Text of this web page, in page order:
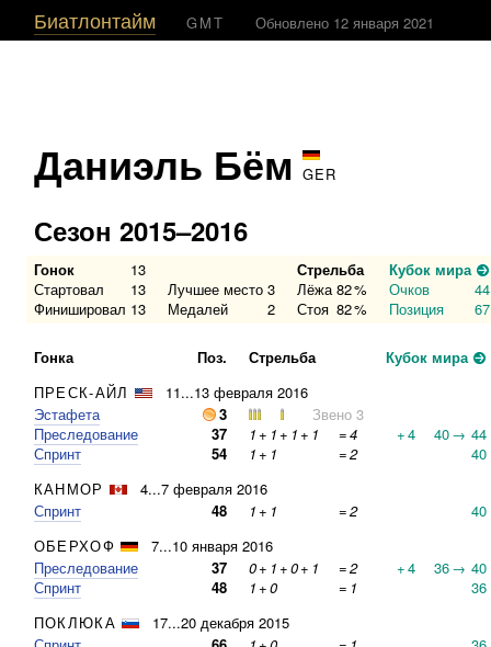
Биатлонтайм GMT Обновлено 12 января 2021
Даниэль Бём GER
Сезон 2015–2016
Гонок 13 Стрельба
Кубок мира
Стартовал
13 Лучшее место 3 Лёжа 82% Очков
44
Финишировал 13 Медалей 2 Стоя 82% Позиция 67
Гонка Поз. Стрельба
Кубок мира
ПРЕСК-АЙЛ
11...13 февраля 2016
Эстафета
3
Звено 3
Преследование
37 1+ 1+ 1+ 1 =4 +4 40→ 44
Спринт
54 1+ 1 =2
40
КАНМОР
4...7 февраля 2016
Спринт
48 1+ 1 =2
40
ОБЕРХОФ
7...10 января 2016
Преследование
37 0+ 1+0+ 1 =2 +4 36→ 40
Спринт
48 1+0 = 1
36
ПОКЛЮКА
17...20 декабря 2015